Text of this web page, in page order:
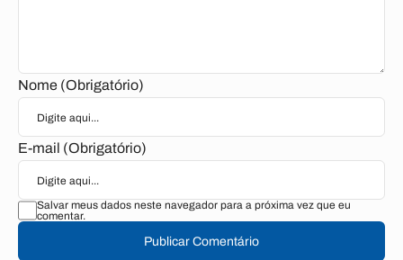
Nome (Obrigatório)
E-mail (Obrigatório)
Salvar meus dados neste navegador para a próxima vez que eu
comentar.
Publicar Comentário